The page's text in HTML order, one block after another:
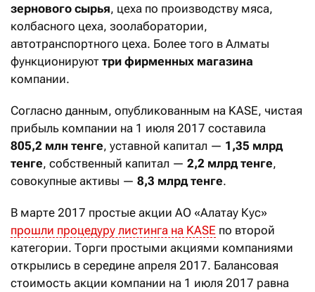
зернового сырья, цеха по производству мяса,
колбасного цеха, зоолаборатории,
автотранспортного цеха. Более того в Алматы
функционируют три фирменных магазина
компании.
Согласно данным, опубликованным на KASE, чистая
прибыль компании на 1 июля 2017 составила
805,2 млн тенге, уставной капитал — 1,35 млрд
тенге, собственный капитал — 2,2 млрд тенге,
совокупные активы — 8,3 млрд тенге.
В марте 2017 простые акции АО «Алатау Кус»
прошли процедуру листинга на KASE по второй
категории. Торги простыми акциями компаниями
открылись в середине апреля 2017. Балансовая
стоимость акции компании на 1 июля 2017 равна